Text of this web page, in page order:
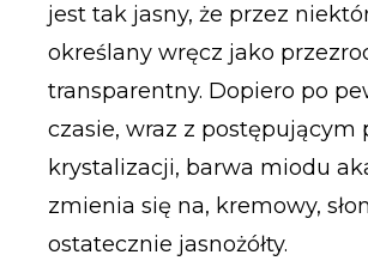
jest tak jasny, że przez
określany wręcz jako
transparentny. Dopiero po
czasie, wraz z postępującym
krystalizacji, barwa miodu
zmienia się na, kremowy,
ostatecznie jasnożółty.